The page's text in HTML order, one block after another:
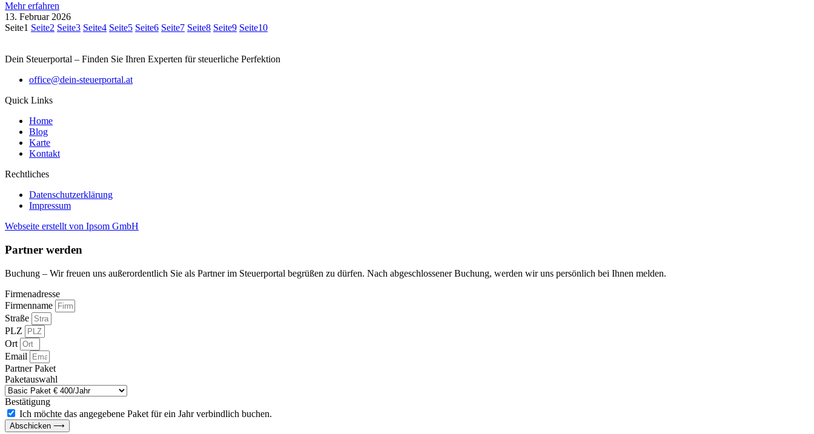
Mehr erfahren
13. Februar 2026
Seite1 Seite2 Seite3 Seite4 Seite5 Seite6 Seite7 Seite8 Seite9 Seite10
Dein Steuerportal – Finden Sie Ihren Experten für steuerliche Perfektion
office@dein-steuerportal.at
Quick Links
Home
Blog
Karte
Kontakt
Rechtliches
Datenschutzerklärung
Impressum
Webseite erstellt von Ipsom GmbH
Partner werden
Buchung – Wir freuen uns außerordentlich Sie als Partner im Steuerportal begrüßen zu dürfen. Nach abgeschlossener Buchung, werden wir uns persönlich bei Ihnen melden.
Firmenadresse
Firmenname
Straße
PLZ
Ort
Email
Partner Paket
Paketauswahl
Bestätigung
Ich möchte das angegebene Paket für ein Jahr verbindlich buchen.
Abschicken ⟶